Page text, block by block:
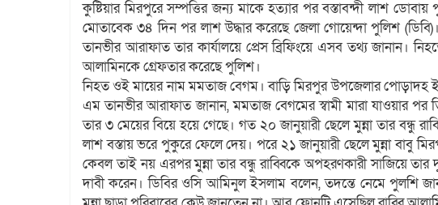
কুষ্টিয়ার মিরপুরে সম্পত্তির জন্য মাকে হত্যার পর বস্তাবন্দী লাশ
মোতাবেক ৩৪ দিন পর লাশ উদ্ধার করেছে জেলা গোয়েন্দা পুলিশ
তানভীর আরাফাত তার কার্যালয়ে প্রেস ব্রিফিংয়ে এসব তথ্য জানান।
আলামিনকে গ্রেফতার করেছে পুলিশ।
নিহত ওই মায়ের নাম মমতাজ বেগম। বাড়ি মিরপুর উপজেলার পোড়াদহ
এম তানভীর আরাফাত জানান, মমতাজ বেগমের স্বামী মারা যাওয়ার পর
তার ৩ মেয়ের বিয়ে হয়ে গেছে। গত ২০ জানুয়ারী ছেলে মুন্না তার বন্ধু
লাশ বস্তায় ভরে পুকুরে ফেলে দেয়। পরে ২১ জানুয়ারী ছেলে মুন্না বাবু
কেবল তাই নয় এরপর মুন্না তার বন্ধু রাব্বিকে অপহরণকারী সাজিয়ে
দাবী করেন। ডিবির ওসি আমিনুল ইসলাম বলেন, তদন্তে নেমে পুলশি